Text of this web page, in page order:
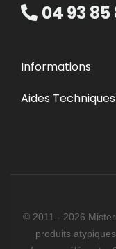
04 93 85
Informations
Aides Techniques
© 2011 - 2026
produits